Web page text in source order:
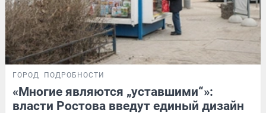
ГОРОД ПОДРОБНОСТИ
«Многие являются „уставшими“»:
власти Ростова введут единый дизайн